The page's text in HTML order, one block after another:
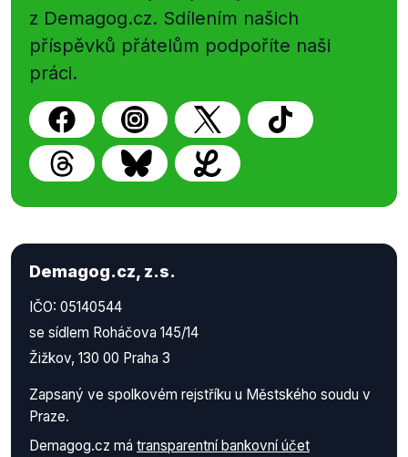
z Demagog.cz. Sdílením našich
příspěvků přátelům podpoříte naši
práci.
Demagog.cz, z.s.
IČO: 05140544
se sídlem Roháčova 145/14
Žižkov, 130 00 Praha 3
Zapsaný ve spolkovém rejstříku u Městského soudu v
Praze.
Demagog.cz má transparentní bankovní účet